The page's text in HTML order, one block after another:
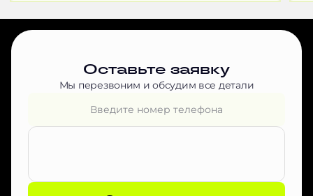
Оставьте заявку
Мы перезвоним и обсудим все детали